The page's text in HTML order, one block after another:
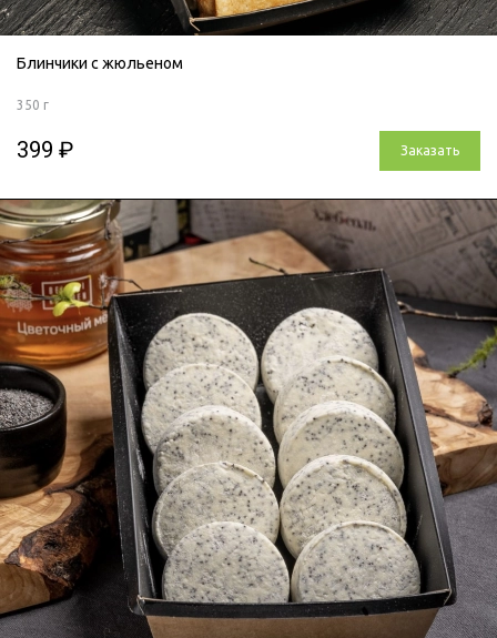
Блинчики с жюльеном
350 г
399 ₽ Заказать